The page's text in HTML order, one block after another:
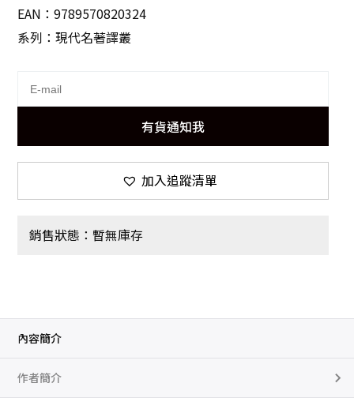
EAN：9789570820324
系列：現代名著譯叢
有貨通知我
加入追蹤清單
銷售狀態：暫無庫存
內容簡介
作者簡介